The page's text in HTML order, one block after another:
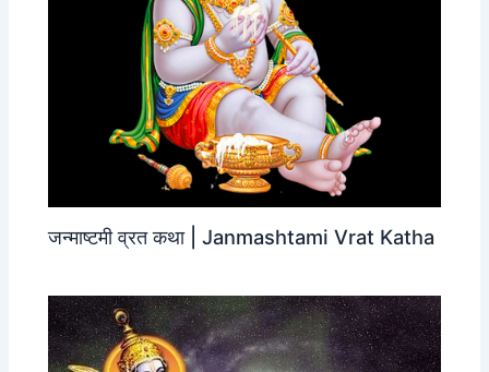
जन्‍माष्‍टमी व्रत कथा | Janmashtami Vrat Katha